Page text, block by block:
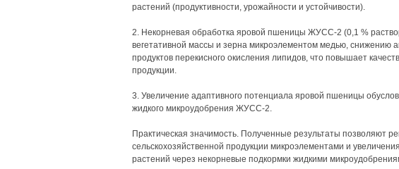
растений (продуктивности, урожайности и устойчивости).
2. Некорневая обработка яровой пшеницы ЖУСС-2 (0,1 %
вегетативной массы и зерна микроэлементом медью, снижению
продуктов перекисного окисления липидов, что повышает
продукции.
3. Увеличение адаптивного потенциала яровой пшеницы
жидкого микроудобрения ЖУСС-2.
Практическая значимость. Полученные результаты позволяют
сельскохозяйственной продукции микроэлементами и
растений через некорневые подкормки жидкими